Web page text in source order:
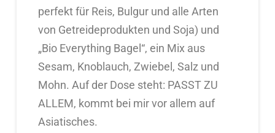
perfekt für Reis, Bulgur und alle Arten
von Getreideprodukten und Soja) und
„Bio Everything Bagel“, ein Mix aus
Sesam, Knoblauch, Zwiebel, Salz und
Mohn. Auf der Dose steht: PASST ZU
ALLEM, kommt bei mir vor allem auf
Asiatisches.